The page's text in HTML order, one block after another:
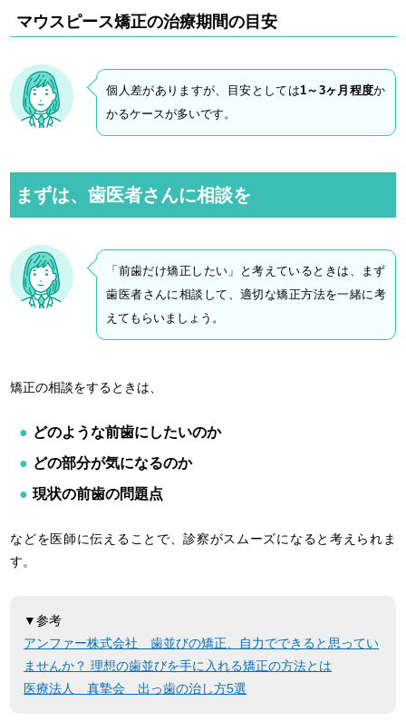
マウスピース矯正の治療期間の目安
個人差がありますが、目安としては1～3ヶ月程度か
かるケースが多いです。
まずは、歯医者さんに相談を
「前歯だけ矯正したい」と考えているときは、まず
歯医者さんに相談して、適切な矯正方法を一緒に考
えてもらいましょう。
矯正の相談をするときは、
どのような前歯にしたいのか
どの部分が気になるのか
現状の前歯の問題点
などを医師に伝えることで、診察がスムーズになると考えられま
す。
▼参考
アンファー株式会社 歯並びの矯正、自力でできると思ってい
ませんか？ 理想の歯並びを手に入れる矯正の方法とは
医療法人 真摯会 出っ歯の治し方5選